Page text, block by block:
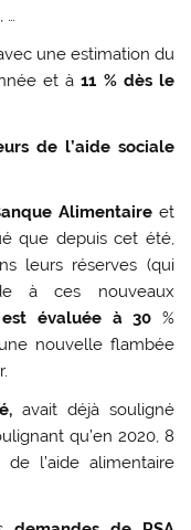
…
une estimation du
et à11 % dès le
de l’aide sociale
Alimentaire et
que depuis cet été,
leurs réserves (qui
à ces nouveaux
évaluée à 30 %
nouvelle flambée
avait déjà souligné
qu’en 2020, 8
l’aide alimentaire